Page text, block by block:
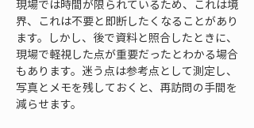
現場では時間が限られているため、これは境
界、これは不要と即断したくなることがあり
ます。しかし、後で資料と照合したときに、
現場で軽視した点が重要だったとわかる場合
もあります。迷う点は参考点として測定し、
写真とメモを残しておくと、再訪問の手間を
減らせます。